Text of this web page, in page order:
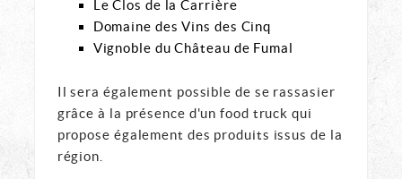
Le Clos de la Carrière
Domaine des Vins des Cinq
Vignoble du Château de Fumal
Il sera également possible de se rassasier
grâce à la présence d'un food truck qui
propose également des produits issus de la
région.